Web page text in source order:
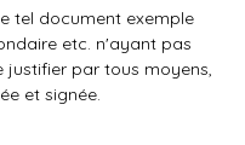
tel document exemple
etc. n'ayant pas
justifier par tous moyens,
et signée.